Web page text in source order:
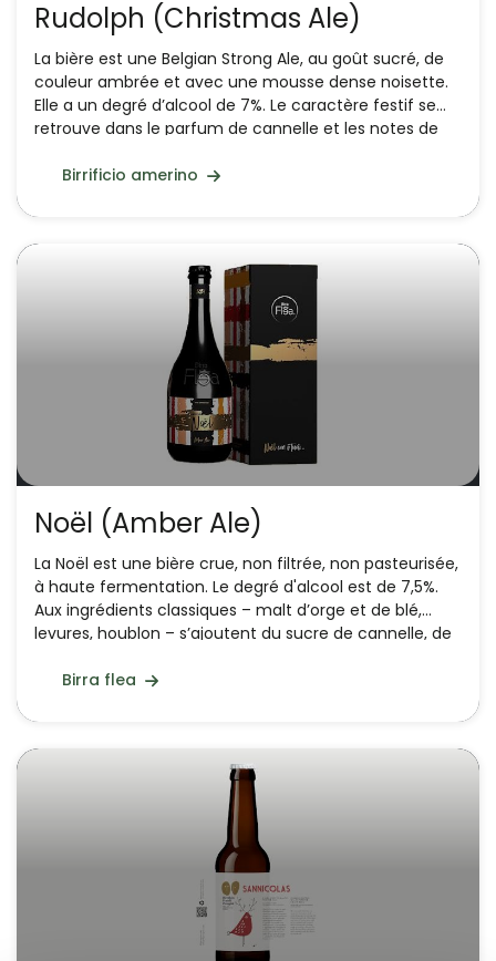
Rudolph (Christmas Ale)
La bière est une Belgian Strong Ale, au goût sucré, de
couleur ambrée et avec une mousse dense noisette.
Elle a un degré d’alcool de 7%. Le caractère festif se
retrouve dans le parfum de cannelle et les notes de
mealy, comme disent les Anglais. Parfaite en fin de
desserts de Noël faits de fruits secs et de fruits confits.
Birrificio amerino
Noël (Amber Ale)
La Noël est une bière crue, non filtrée, non pasteurisée,
à haute fermentation. Le degré d'alcool est de 7,5%.
Aux ingrédients classiques – malt d’orge et de blé,
levures, houblon – s’ajoutent du sucre de cannelle, de
cardamome et du poivre noir pour en rehausser le
l’eau minérale de Gualdo Tadino, connue pour ses
sources d’eau fraîchissimes, dont celles de Rocchetta,
de Capodacqua et de Santo Marzio – une bière « à
Birra flea